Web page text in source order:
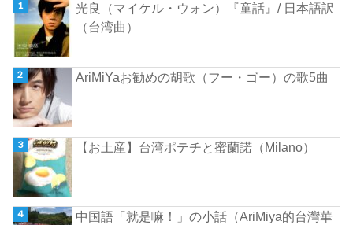
光良（マイケル・ウォン）『童話』/ 日本語訳
（台湾曲）
AriMiYaお勧めの胡歌（フー・ゴー）の歌5曲
【お土産】台湾ポテチと蜜蘭諾（Milano）
中国語「就是嘛！」の小話（AriMiya的台灣華